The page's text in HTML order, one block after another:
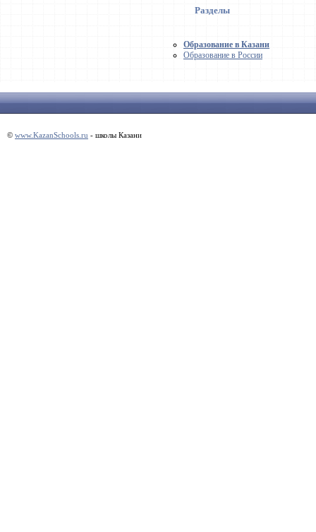
Разделы
Образование в Казани
Образование в России
© www.KazanSchools.ru - школы Казани